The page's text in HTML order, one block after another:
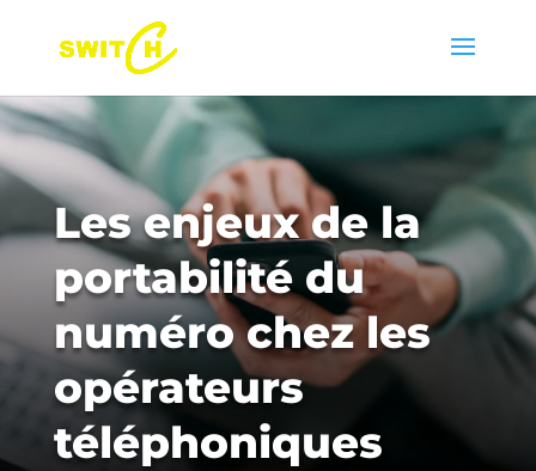
Les enjeux de la
portabilité du
numéro chez les
opérateurs
téléphoniques